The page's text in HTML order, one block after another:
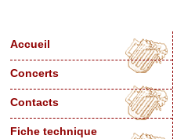
Accueil
Concerts
Contacts
Fiche technique